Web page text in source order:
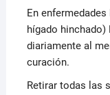
En
hígado hinchado)
diariamente al
curación.
Retirar todas las